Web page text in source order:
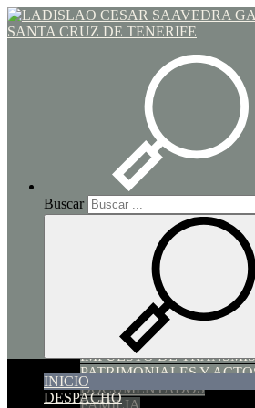
Buscar
INICIO
DESPACHO
Toggle navigation
SUCESIONES Y
HIPOTECARIO y
IMPUESTO DE
PATRIMONIALES Y
DOCUMENTADOS
FAMILIA